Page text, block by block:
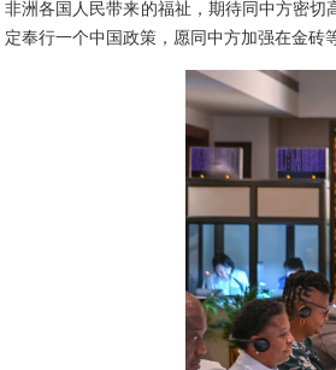
非洲各国人民带来的福祉，期待同中方密
定奉行一个中国政策，愿同中方加强在金砖